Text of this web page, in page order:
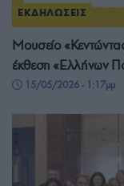
ΕΚΔΗΛΩΣΕΙΣ
Μουσείο
έκθεση «Ελλήνων
15/05/2026 - 1:17μμ